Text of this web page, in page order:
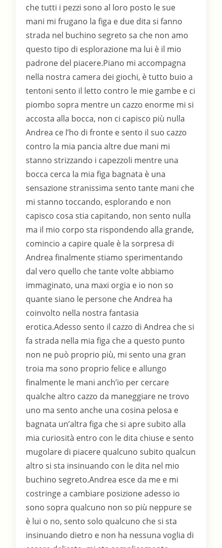
che tutti i pezzi sono al loro posto le sue
mani mi frugano la figa e due dita si fanno
strada nel buchino segreto sa che non amo
questo tipo di esplorazione ma lui è il mio
padrone del piacere.Piano mi accompagna
nella nostra camera dei giochi, è tutto buio a
tentoni sento il letto contro le mie gambe e ci
piombo sopra mentre un cazzo enorme mi si
accosta alla bocca, non ci capisco più nulla
Andrea ce l’ho di fronte e sento il suo cazzo
contro la mia pancia altre due mani mi
stanno strizzando i capezzoli mentre una
bocca cerca la mia figa bagnata è una
sensazione stranissima sento tante mani che
mi stanno toccando, esplorando e non
capisco cosa stia capitando, non sento nulla
ma il mio corpo sta rispondendo alla grande,
comincio a capire quale è la sorpresa di
Andrea finalmente stiamo sperimentando
dal vero quello che tante volte abbiamo
immaginato, una maxi orgia e io non so
quante siano le persone che Andrea ha
coinvolto nella nostra fantasia
erotica.Adesso sento il cazzo di Andrea che si
fa strada nella mia figa che a questo punto
non ne può proprio più, mi sento una gran
troia ma sono proprio felice e allungo
finalmente le mani anch’io per cercare
qualche altro cazzo da maneggiare ne trovo
uno ma sento anche una cosina pelosa e
bagnata un’altra figa che si apre subito alla
mia curiosità entro con le dita chiuse e sento
mugolare di piacere qualcuno subito qualcun
altro si sta insinuando con le dita nel mio
buchino segreto.Andrea esce da me e mi
costringe a cambiare posizione adesso io
sono sopra qualcuno non so più neppure se
è lui o no, sento solo qualcuno che si sta
insinuando dietro e non ha nessuna voglia di